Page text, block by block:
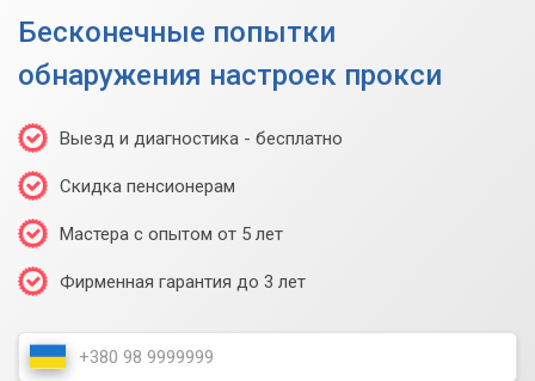
Бесконечные попытки
обнаружения настроек прокси
Выезд и диагностика - бесплатно
Скидка пенсионерам
Мастера с опытом от 5 лет
Фирменная гарантия до 3 лет